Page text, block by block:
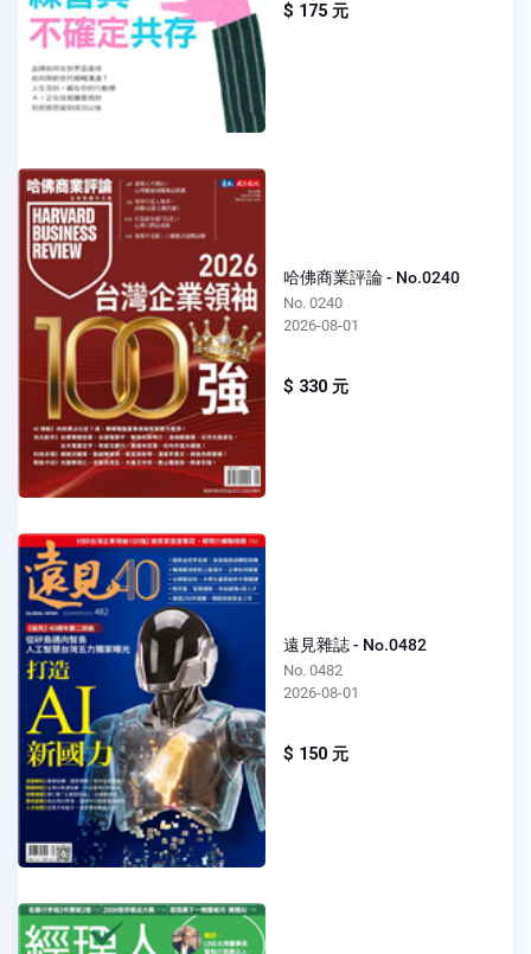
$ 175 元
哈佛商業評論 - No.0240
No. 0240
2026-08-01
$ 330 元
遠見雜誌 - No.0482
No. 0482
2026-08-01
$ 150 元